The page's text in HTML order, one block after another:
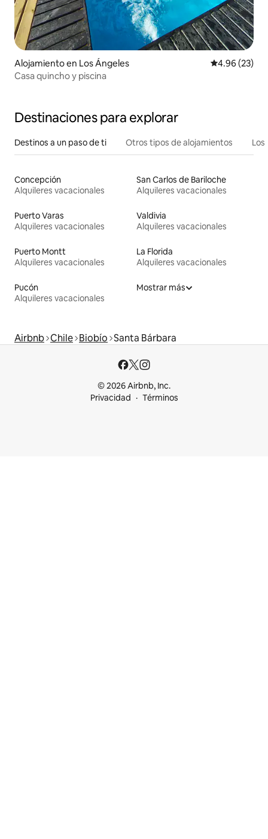
Alojamiento en Los Ángeles Calificación
4.96 (23)
Casa quincho y piscina
Destinaciones para explorar
Destinos a un paso de ti Otros tipos de alojamientos
Concepción
Alquileres vacacionales
San Carlos de Bariloche
Alquileres vacacionales
Puerto Varas
Alquileres vacacionales
Valdivia
Alquileres vacacionales
Puerto Montt
Alquileres vacacionales
La Florida
Alquileres vacacionales
Pucón
Alquileres vacacionales
Mostrar más
Airbnb Chile Biobío Santa Bárbara
© 2026 Airbnb, Inc.
Privacidad
Términos